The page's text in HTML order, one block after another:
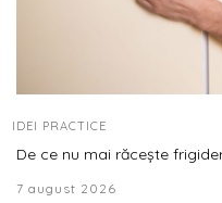
IDEI PRACTICE
De ce nu mai răcește
7 august 2026